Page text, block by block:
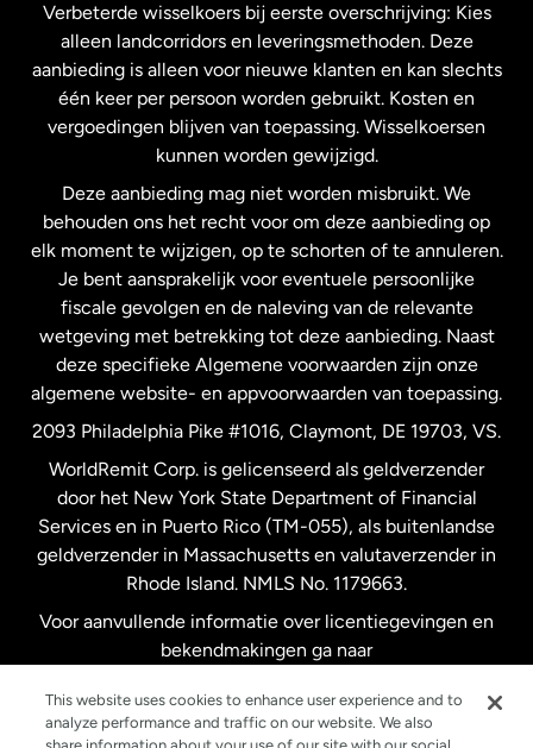
Maleisië
Nederland
Nieuw-Zeeland
Spanje
Verenigd Koninkrijk
Verenigde Staten English
Verenigde Staten Español
Zweden
Verbeterde wisselkoers bij eerste overschrijving: Kies
alleen landcorridors en leveringsmethoden. Deze
aanbieding is alleen voor nieuwe klanten en kan slechts
één keer per persoon worden gebruikt. Kosten en
vergoedingen blijven van toepassing. Wisselkoersen
kunnen worden gewijzigd.
Deze aanbieding mag niet worden misbruikt. We
behouden ons het recht voor om deze aanbieding op
elk moment te wijzigen, op te schorten of te annuleren.
Je bent aansprakelijk voor eventuele persoonlijke
fiscale gevolgen en de naleving van de relevante
wetgeving met betrekking tot deze aanbieding. Naast
deze specifieke Algemene voorwaarden zijn onze
algemene website- en appvoorwaarden van toepassing.
2093 Philadelphia Pike #1016, Claymont, DE 19703, VS.
WorldRemit Corp. is gelicenseerd als geldverzender
door het New York State Department of Financial
Services en in Puerto Rico (TM-055), als buitenlandse
geldverzender in Massachusetts en valutaverzender in
Rhode Island. NMLS No. 1179663.
Voor aanvullende informatie over licentiegevingen en
bekendmakingen ga naar
This website uses cookies to enhance user experience and to
analyze performance and traffic on our website. We also